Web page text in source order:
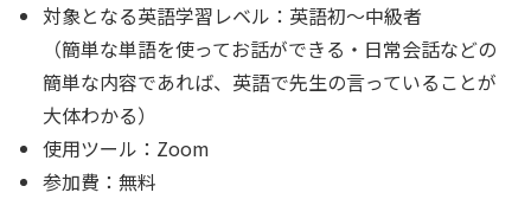
対象となる英語学習レベル：英語初〜中級者
（簡単な単語を使ってお話ができる・日常会話などの
簡単な内容であれば、英語で先生の言っていることが
大体わかる）
使用ツール：Zoom
参加費：無料